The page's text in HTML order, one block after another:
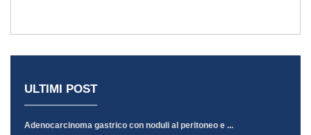
ULTIMI POST
Adenocarcinoma gastrico con noduli al peritoneo e ...